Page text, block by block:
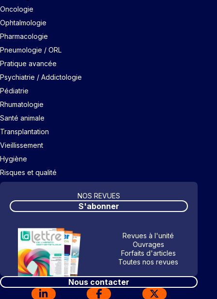
Oncologie
Ophtalmologie
Pharmacologie
Pneumologie / ORL
Pratique avancée
Psychiatrie / Addictologie
Pédiatrie
Rhumatologie
Santé animale
Transplantation
Vieillissement
Hygiène
Risques et qualité
NOS REVUES
S'abonner
Revues à l'unité
Ouvrages
Forfaits d'articles
Toutes nos revues
Nous contacter